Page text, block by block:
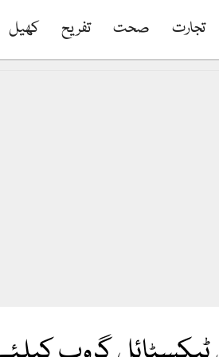
تجارت صحت تفریح کھیل